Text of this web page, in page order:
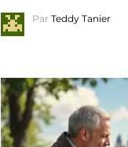
Par Teddy Tanier